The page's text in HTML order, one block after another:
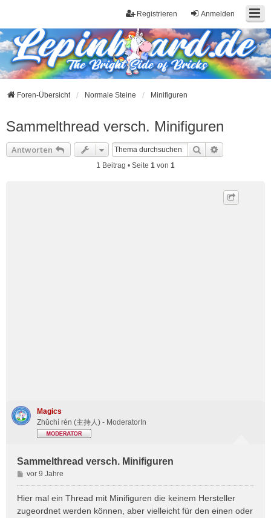
Anmelden
Registrieren
Foren-Übersicht Normale Steine Minifiguren
Sammelthread versch. Minifiguren
Antworten Suche
1 Beitrag • Seite 1 von 1
Magics
Zhǔchí rén (主持人) - ModeratorIn
Sammelthread versch. Minifiguren
B
e
i
vor 9 Jahre
Hier mal ein Thread mit Minifiguren die keinem Hersteller
zugeordnet werden können, aber vielleicht für den einen oder